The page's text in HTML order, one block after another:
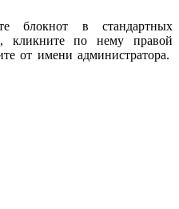
блокнот в стандартных
кликните по нему правой
от имени администратора.